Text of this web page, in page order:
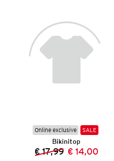
Online exclusive SALE
Bikinitop
Vorige prijs:
€ 17,99 Nieuwe prijs:
€ 14,00